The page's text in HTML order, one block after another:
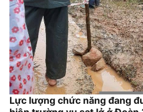
Lực lượng chức năng đang